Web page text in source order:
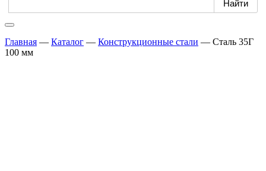
Главная — Каталог — Конструкционные стали — Сталь 35Г
100 мм